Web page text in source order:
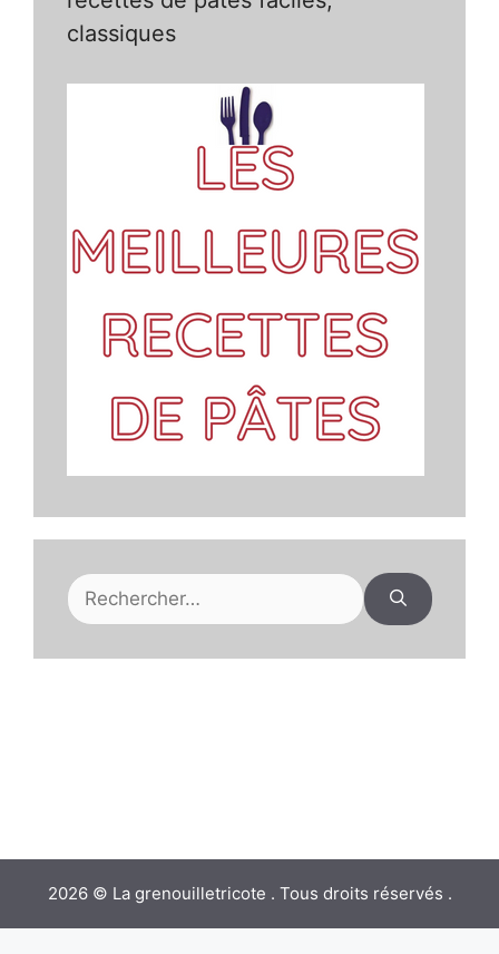
classiques
Rechercher :
2026 © La grenouilletricote . Tous droits réservés .